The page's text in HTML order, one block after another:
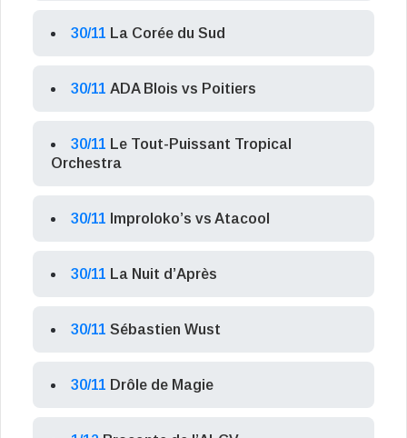
30/11 La Corée du Sud
30/11 ADA Blois vs Poitiers
30/11 Le Tout-Puissant Tropical
Orchestra
30/11 Improloko’s vs Atacool
30/11 La Nuit d’Après
30/11 Sébastien Wust
30/11 Drôle de Magie